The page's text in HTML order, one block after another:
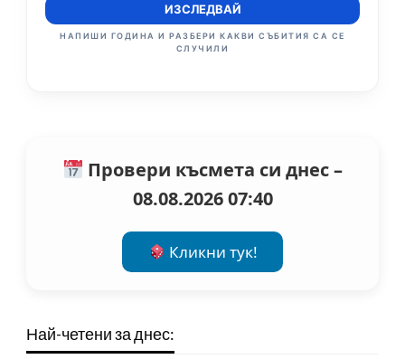
ИЗСЛЕДВАЙ
НАПИШИ ГОДИНА И РАЗБЕРИ КАКВИ СЪБИТИЯ СА СЕ
СЛУЧИЛИ
Провери късмета си днес –
08.08.2026 07:40
Кликни тук!
Най-четени за днес: